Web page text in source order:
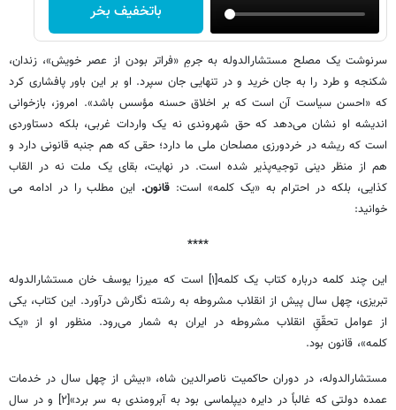
باتخفیف بخر
سرنوشت یک مصلح مستشارالدوله به جرمِ «فراتر بودن از عصر خویش»، زندان،
شکنجه و طرد را به جان خرید و در تنهایی جان سپرد. او بر این باور پافشاری کرد
که «احسن سیاست آن است که بر اخلاق حسنه مؤسس باشد». امروز، بازخوانی
اندیشه او نشان می‌دهد که حق شهروندی نه یک واردات غربی، بلکه دستاوردی
است که ریشه در خردورزی مصلحان ملی ما دارد؛ حقی که هم جنبه قانونی دارد و
هم از منظر دینی توجیه‌پذیر شده است. در نهایت، بقای یک ملت نه در القاب
کذایی، بلکه در احترام به «یک کلمه» است: قانون. این مطلب را در ادامه می
خوانید:
****
این چند کلمه درباره کتاب یک کلمه[۱] است که میرزا یوسف خان مستشارالدوله
تبریزی، چهل سال پیش از انقلاب مشروطه به رشته نگارش درآورد. این کتاب، یکی
از عوامل تحقّقِ انقلاب مشروطه در ایران به شمار می‌رود. منظور او از «یک
کلمه»، قانون بود.
مستشارالدوله، در دوران حاکمیت ناصرالدین شاه، «بیش از چهل سال در خدمات
عمده دولتی که غالباً در دایره دیپلماسی بود به آبرومندی به سر برد»[۲] و در سال